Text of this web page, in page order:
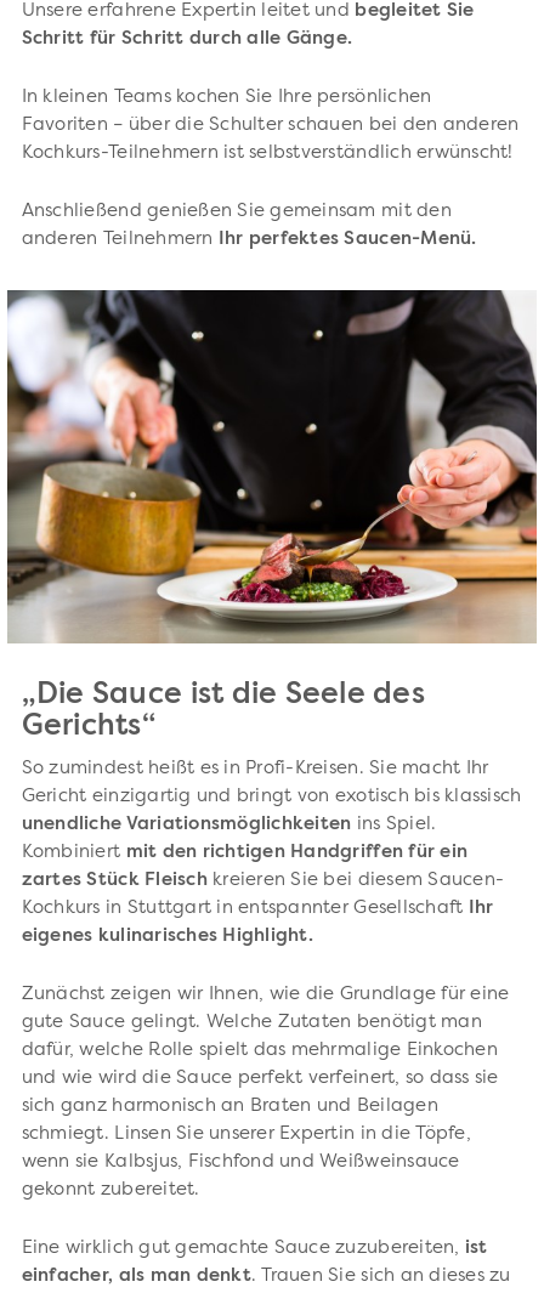
Unsere erfahrene Expertin leitet und begleitet Sie
Schritt für Schritt durch alle Gänge.
In kleinen Teams kochen Sie Ihre persönlichen
Favoriten – über die Schulter schauen bei den anderen
Kochkurs-Teilnehmern ist selbstverständlich erwünscht!
Anschließend genießen Sie gemeinsam mit den
anderen Teilnehmern
Ihr perfektes Saucen-Menü.
„Die Sauce ist die Seele des
Gerichts“
So zumindest heißt es in Profi-Kreisen. Sie macht Ihr
Gericht einzigartig und bringt von exotisch bis klassisch
unendliche Variationsmöglichkeiten ins Spiel.
Kombiniert mit den richtigen Handgriffen für ein
zartes Stück Fleischkreieren Sie bei diesem Saucen-
Kochkurs in Stuttgart in entspannter Gesellschaft Ihr
eigenes kulinarisches Highlight.
Zunächst zeigen wir Ihnen, wie die Grundlage für eine
gute Sauce gelingt. Welche Zutaten benötigt man
dafür, welche Rolle spielt das mehrmalige Einkochen
und wie wird die Sauce perfekt verfeinert, so dass sie
sich ganz harmonisch an Braten und Beilagen
schmiegt. Linsen Sie unserer Expertin in die Töpfe,
wenn sie Kalbsjus, Fischfond und Weißweinsauce
gekonnt zubereitet.
Eine wirklich gut gemachte Sauce zuzubereiten, ist
einfacher, als man denkt. Trauen Sie sich an dieses zu